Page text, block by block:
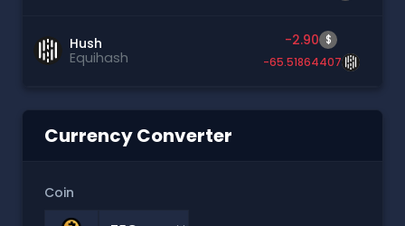
Hush
Equihash
-2.90 $
-65.51864407
Currency Converter
Coin